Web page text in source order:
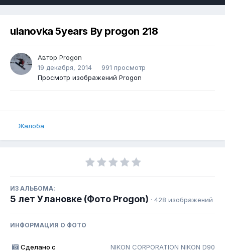
ulanovka 5years By progon 218
Автор Progon
19 декабря, 2014
991 просмотр
Просмотр изображений Progon
Жалоба
ИЗ АЛЬБОМА:
5 лет Улановке (Фото Progon) · 428 изображений
ИНФОРМАЦИЯ О ФОТО
Сделано с NIKON CORPORATION NIKON D90